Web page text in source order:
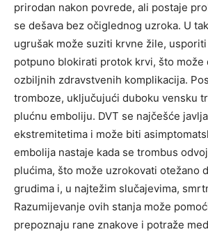
prirodan nakon povrede, ali postaje
se dešava bez očiglednog uzroka. U
ugrušak može suziti krvne žile,
potpuno blokirati protok krvi, što može
ozbiljnih zdravstvenih komplikacija.
tromboze, uključujući duboku vensku
plućnu emboliju. DVT se najčešće
ekstremitetima i može biti
embolija nastaje kada se trombus
plućima, što može uzrokovati otežano
grudima i, u najtežim slučajevima,
Razumijevanje ovih stanja može
prepoznaju rane znakove i potraže